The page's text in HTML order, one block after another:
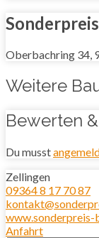
Oberbachring 34,
Weitere
Bewerten
Du musst
Zellingen
09364 8 17 70 87
www.sonderpreis-
Anfahrt